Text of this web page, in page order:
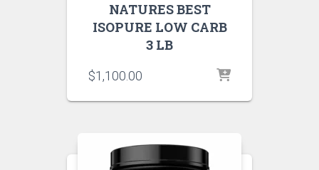
NATURES BEST
ISOPURE LOW CARB
3 LB
$1,100.00